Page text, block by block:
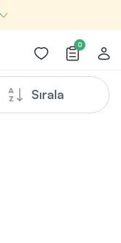
0
Sırala